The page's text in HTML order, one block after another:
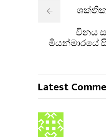
විනය
මියන්මාරයේ
Latest